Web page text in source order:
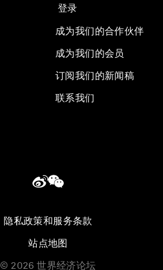
登录
成为我们的合作伙伴
成为我们的会员
订阅我们的新闻稿
联系我们
隐私政策和服务条款
站点地图
© 2026 世界经济论坛